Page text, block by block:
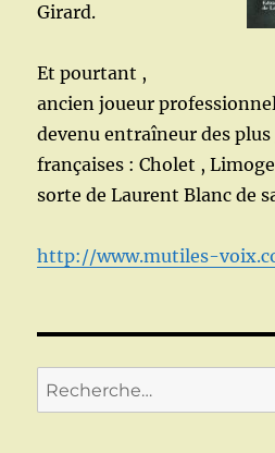
Girard.
Et pourtant ,
ancien joueur
devenu entraîneur des
françaises : Cholet ,
sorte de Laurent Blanc de
http://www.mutiles-
Recherche
pour :